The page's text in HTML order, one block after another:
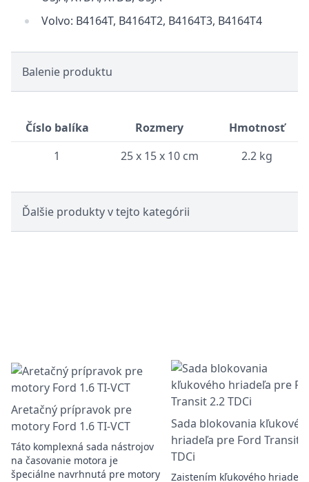
Volvo: B4164T, B4164T2, B4164T3, B4164T4
Balenie produktu
Číslo balíka Rozmery
Hmotnosť
1
25 x 15 x 10 cm 2.2 kg
Ďalšie produkty v tejto kategórii
Aretačný prípravok pre
motory Ford 1.6 TI-VCT
Táto komplexná sada nástrojov
na časovanie motora je
špeciálne navrhnutá pre motory
Sada blokovania
hriadeľa pre Ford Transit
TDCi
Zaistením kľukového hriadeľa